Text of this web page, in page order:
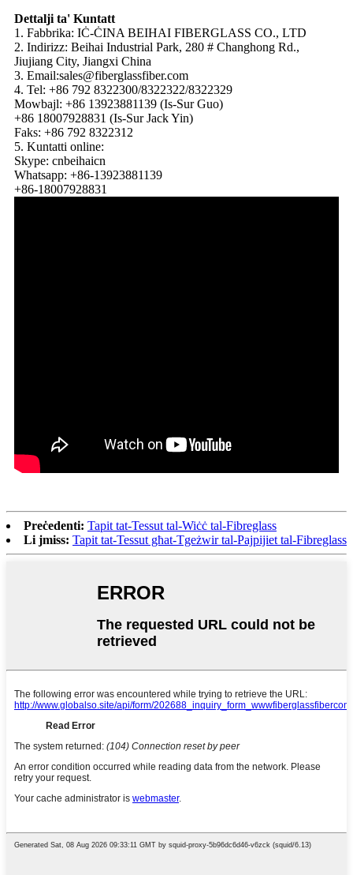
Dettalji ta' Kuntatt
1. Fabbrika: IĊ-ĊINA BEIHAI FIBERGLASS CO., LTD
2. Indirizz: Beihai Industrial Park, 280 # Changhong Rd.,
Jiujiang City, Jiangxi China
3. Email:sales@fiberglassfiber.com
4. Tel: +86 792 8322300/8322322/8322329
Mowbajl: +86 13923881139 (Is-Sur Guo)
+86 18007928831 (Is-Sur Jack Yin)
Faks: +86 792 8322312
5. Kuntatti online:
Skype: cnbeihaicn
Whatsapp: +86-13923881139
+86-18007928831
Preċedenti: Tapit tat-Tessut tal-Wiċċ tal-Fibreglass
Li jmiss: Tapit tat-Tessut għat-Tgeżwir tal-Pajpijiet tal-Fibreglass